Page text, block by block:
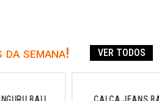
semana! VER TODOS